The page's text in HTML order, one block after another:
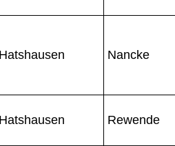
Hatshausen Nancke
Hatshausen Rewende